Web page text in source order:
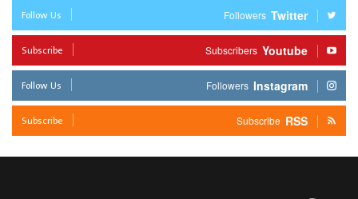
Twitter
Followers
Follow Us
Youtube
Subscribers
Subscribe
Instagram
Followers
Follow Us
RSS
Subscribe
Subscribe